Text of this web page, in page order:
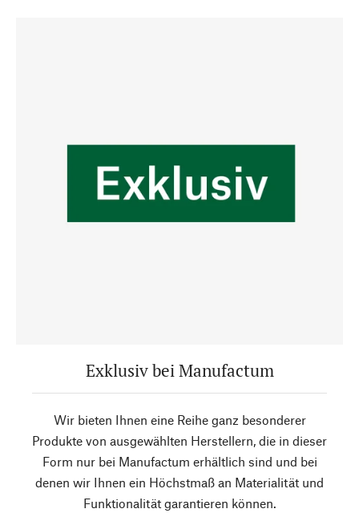
Exklusiv bei Manufactum
Wir bieten Ihnen eine Reihe ganz besonderer
Produkte von ausgewählten Herstellern, die in dieser
Form nur bei Manufactum erhältlich sind und bei
denen wir Ihnen ein Höchstmaß an Materialität und
Funktionalität garantieren können.